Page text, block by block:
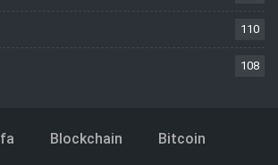
110
108
Blockchain Bitcoin